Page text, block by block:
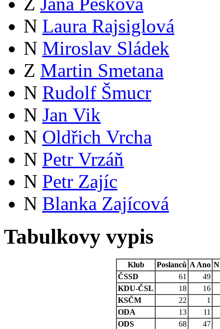
N Laura Rajsiglová
N Miroslav Sládek
Z Martin Smetana
N Rudolf Šmucr
N Jan Vik
N Oldřich Vrcha
N Petr Vrzáň
N Petr Zajíc
N Blanka Zajícová
Tabulkovy vypis
Klub Poslanců A Ano N
ČSSD
61
49
KDU-ČSL
18
16
KSČM
22
1
ODA
13
11
ODS
68
47